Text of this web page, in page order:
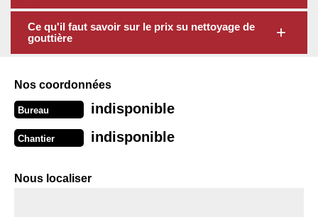
Ce qu'il faut savoir sur le prix su nettoyage de
gouttière
Nos coordonnées
Bureau indisponible
Chantier indisponible
Nous localiser